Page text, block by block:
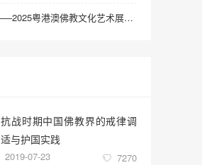
千载一时 宝华福地——2025粤港澳佛教文化艺术展在港澳成功举办
抗战时期中国佛教界的戒律调
适与护国实践
2019-07-23 7270